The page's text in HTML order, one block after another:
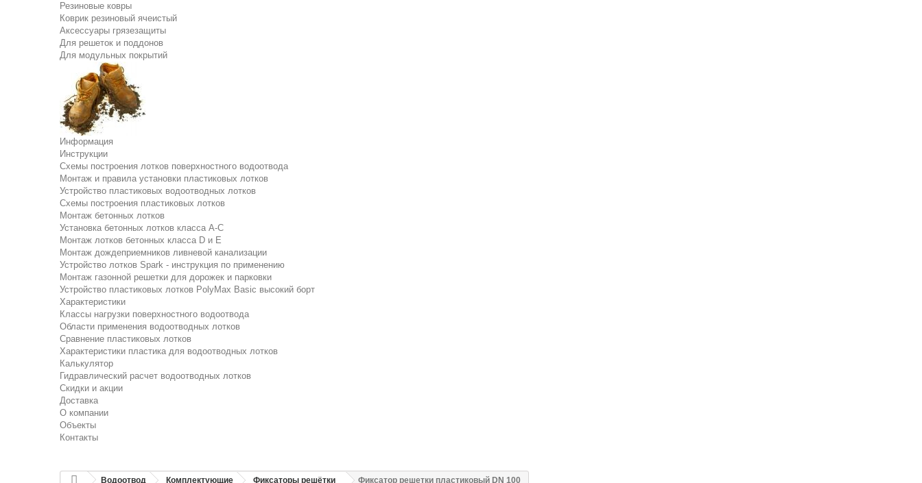
Резиновые ковры
Коврик резиновый ячеистый
Аксессуары грязезащиты
Для решеток и поддонов
Для модульных покрытий
Информация
Инструкции
Схемы построения лотков поверхностного водоотвода
Монтаж и правила установки пластиковых лотков
Устройство пластиковых водоотводных лотков
Схемы построения пластиковых лотков
Монтаж бетонных лотков
Установка бетонных лотков класса A-C
Монтаж лотков бетонных класса D и E
Монтаж дождеприемников ливневой канализации
Устройство лотков Spark - инструкция по применению
Монтаж газонной решетки для дорожек и парковки
Устройство пластиковых лотков PolyMax Basic высокий борт
Характеристики
Классы нагрузки поверхностного водоотвода
Области применения водоотводных лотков
Сравнение пластиковых лотков
Характеристики пластика для водоотводных лотков
Калькулятор
Гидравлический расчет водоотводных лотков
Скидки и акции
Доставка
О компании
Объекты
Контакты
Водоотвод Комплектующие Фиксаторы решётки Фиксатор решетки пластиковый DN 100